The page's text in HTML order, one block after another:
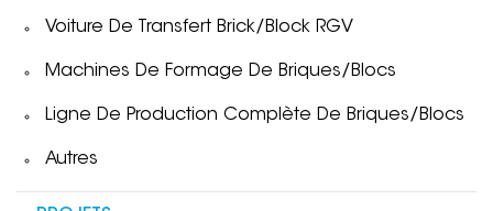
Voiture De Transfert Brick/Block RGV
Machines De Formage De Briques/blocs
Ligne De Production Complète De Briques/blocs
Autres